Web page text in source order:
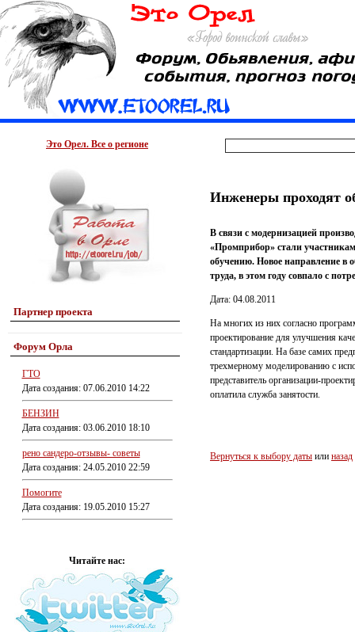
Это Орел. Все о регионе
Партнер проекта
Форум Орла
ГТО
Дата создания: 07.06.2010 14:22
БЕНЗИН
Дата создания: 03.06.2010 18:10
рено сандеро-отзывы- советы
Дата создания: 24.05.2010 22:59
Помогите
Дата создания: 19.05.2010 15:27
Читайте нас:
Инженеры проходят
В связи с модернизацией
«Промприбор» стали
обучению. Новое направление в
труда, в этом году совпало с
Дата: 04.08.2011
На многих из них согласно
проектирование для улучшения
стандартизации. На базе самих
трехмерному моделированию с
представитель организации-
оплатила служба занятости.
Вернуться к выбору даты или назад